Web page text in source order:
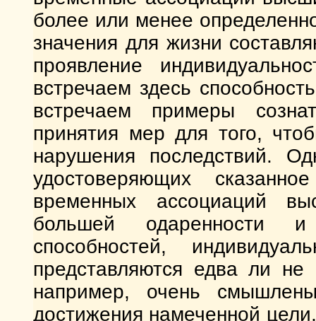
более или менее
значения для жизни
проявление
встречаем здесь
встречаем примеры
принятия мер для того,
нарушения последствий.
удостоверяющих
временных ассоциаций
большей одаренности и
способностей,
представляются едва ли
например, очень
достижения намеченной